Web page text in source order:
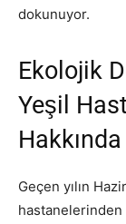
dokunuyor.
Ekolojik
Yeşil
Geçen yılın
hastanelerinden